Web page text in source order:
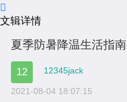

文辑详情
夏季防暑降温生活指南
12 12345jack
2021-08-04 18:07:15